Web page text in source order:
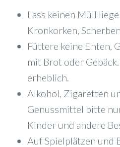
Lass keinen Müll
Kronkorken,
Füttere keine Enten,
mit Brot oder
erheblich.
Alkohol, Zigaretten
Genussmittel bitte
Kinder und andere
Auf Spielplätzen und